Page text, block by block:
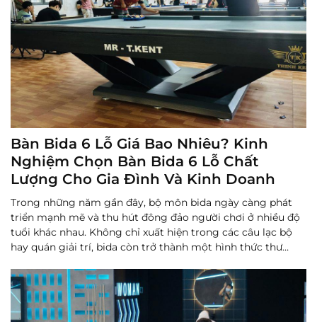
Bàn Bida 6 Lỗ Giá Bao Nhiêu? Kinh
Nghiệm Chọn Bàn Bida 6 Lỗ Chất
Lượng Cho Gia Đình Và Kinh Doanh
Trong những năm gần đây, bộ môn bida ngày càng phát
triển mạnh mẽ và thu hút đông đảo người chơi ở nhiều độ
tuổi khác nhau. Không chỉ xuất hiện trong các câu lạc bộ
hay quán giải trí, bida còn trở thành một hình thức thư